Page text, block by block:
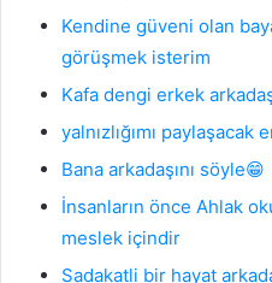
Kendine güveni olan
görüşmek isterim
Kafa dengi erkek
yalnızlığımı paylaşacak
Bana arkadaşını söyle😁
İnsanların önce Ahlak
meslek içindir
Sadakatli bir hayat